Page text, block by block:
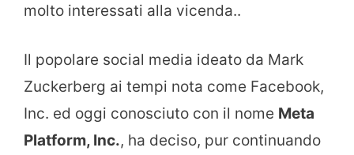
molto interessati alla vicenda..
Il popolare social media ideato da Mark
Zuckerberg ai tempi nota come Facebook,
Inc. ed oggi conosciuto con il nome Meta
Platform, Inc., ha deciso, pur continuando